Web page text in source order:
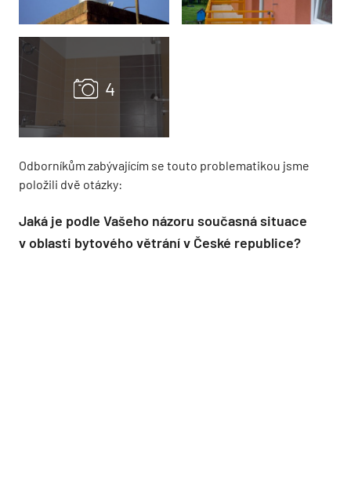
Odborníkům zabývajícím se touto problematikou jsme
položili dvě otázky:
Jaká je podle Vašeho názoru současná situace
v oblasti bytového větrání v České republice?